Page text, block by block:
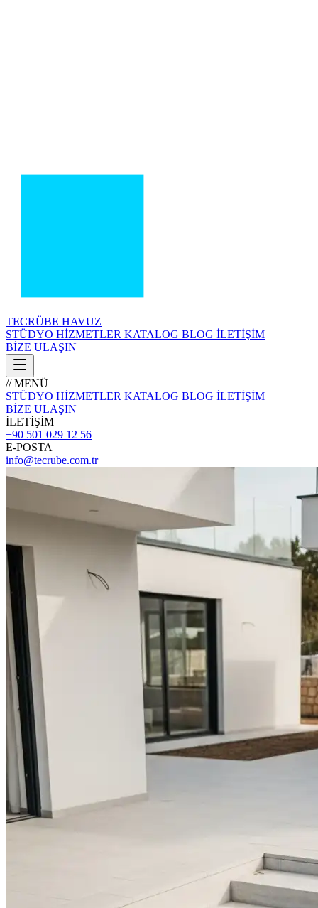
TECRÜBE HAVUZ
STÜDYO HİZMETLER KATALOG BLOG İLETİŞİM
BİZE ULAŞIN
// MENÜ
STÜDYO HİZMETLER KATALOG BLOG İLETİŞİM
BİZE ULAŞIN
İLETİŞİM
+90 501 029 12 56
E-POSTA
info@tecrube.com.tr